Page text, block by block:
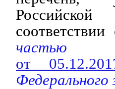
частью
от
Федерального